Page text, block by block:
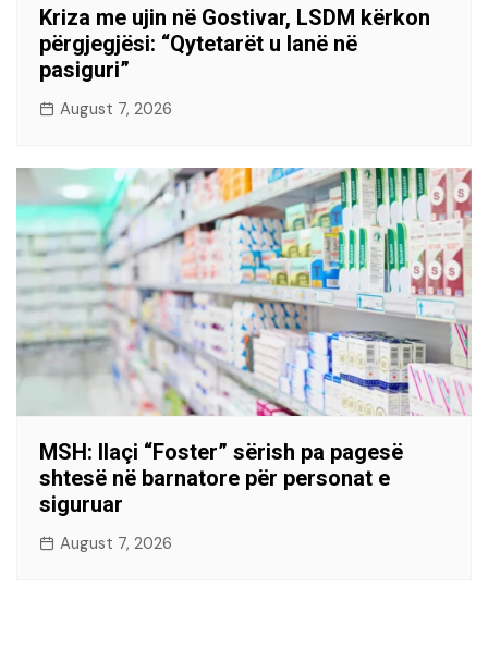
Kriza me ujin në Gostivar, LSDM kërkon
përgjegjësi: “Qytetarët u lanë në
pasiguri”
August 7, 2026
MSH: Ilaçi “Foster” sërish pa pagesë
shtesë në barnatore për personat e
siguruar
August 7, 2026